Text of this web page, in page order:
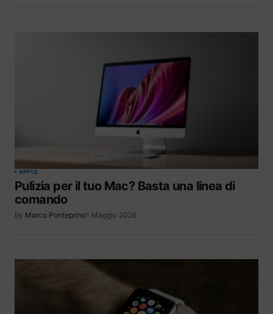
APPLE
Pulizia per il tuo Mac? Basta una linea di
comando
by Marco Ponteprino1 Maggio 2026